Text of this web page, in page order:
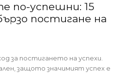
по-успешни: 15
постигане на
за постигането на успехи.
защото значимият успех е